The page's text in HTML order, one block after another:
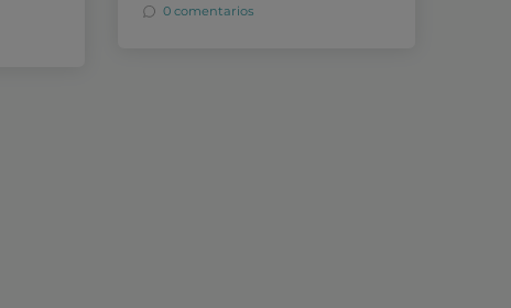
0 comentarios